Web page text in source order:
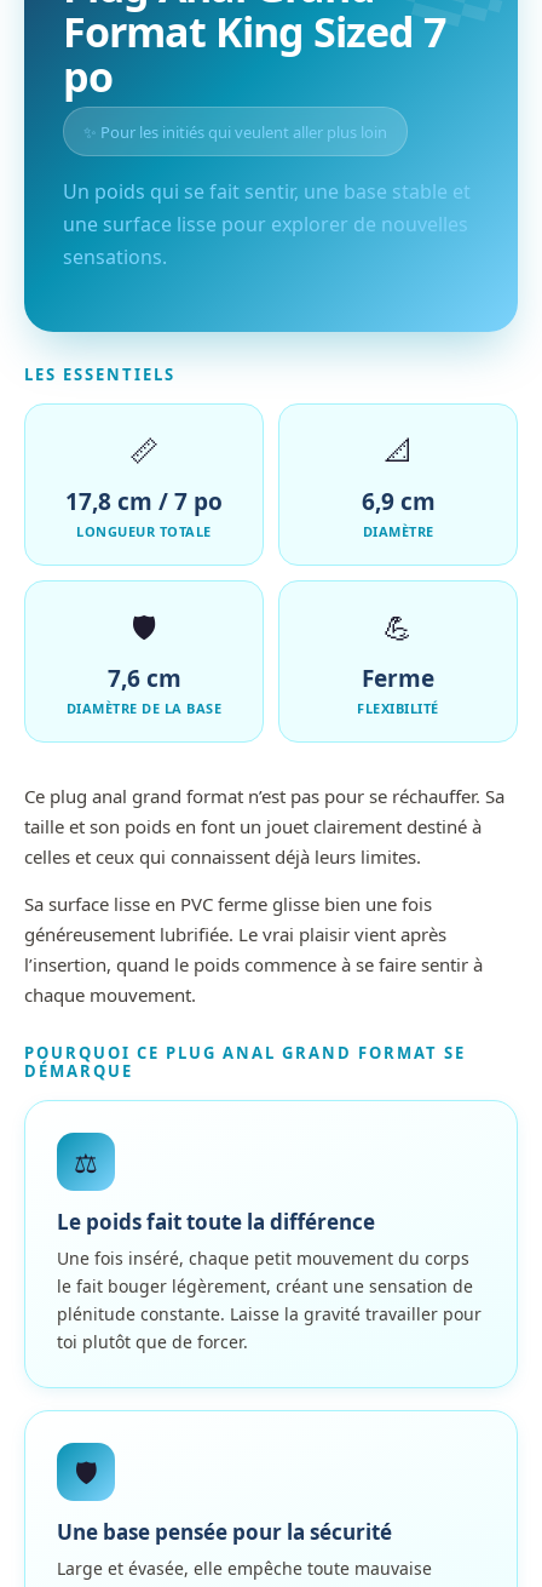
Format King Sized 7
po
✨ Pour les initiés qui veulent aller plus loin
Un poids qui se fait sentir, une base stable et
une surface lisse pour explorer de nouvelles
sensations.
LES ESSENTIELS
📏
17,8 cm / 7 po
LONGUEUR TOTALE
📐
6,9 cm
DIAMÈTRE
🛡️
7,6 cm
DIAMÈTRE DE LA BASE
💪
Ferme
FLEXIBILITÉ
Ce plug anal grand format n’est pas pour se réchauffer. Sa
taille et son poids en font un jouet clairement destiné à
celles et ceux qui connaissent déjà leurs limites.
Sa surface lisse en PVC ferme glisse bien une fois
généreusement lubrifiée. Le vrai plaisir vient après
l’insertion, quand le poids commence à se faire sentir à
chaque mouvement.
POURQUOI CE PLUG ANAL GRAND FORMAT SE
DÉMARQUE
⚖️
Le poids fait toute la différence
Une fois inséré, chaque petit mouvement du corps
le fait bouger légèrement, créant une sensation de
plénitude constante. Laisse la gravité travailler pour
toi plutôt que de forcer.
🛡️
Une base pensée pour la sécurité
Large et évasée, elle empêche toute mauvaise